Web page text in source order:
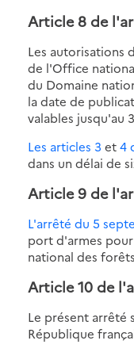
Article 8 de l'
Les autorisations
de l'Office
du Domaine
la date de
valables jusqu'au
Les articles 3 et4
dans un délai de
Article 9 de l'
L'arrêté du 5
port d'armes
national des
Article 10 de l'
Le présent arrêté
République